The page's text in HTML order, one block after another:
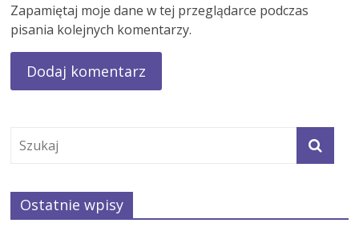
Zapamiętaj moje dane w tej przeglądarce podczas
pisania kolejnych komentarzy.
Ostatnie wpisy